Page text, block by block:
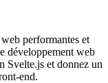
performantes et
développement web
Svelte.js et donnez un
end.